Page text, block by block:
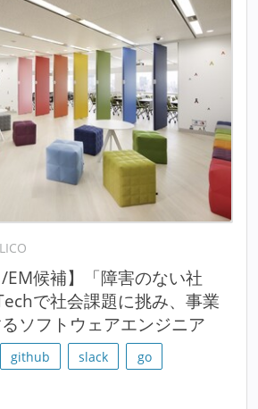
/EM候補】「障害のない社
で社会課題に挑み、事業
ソフトウェアエンジニア
github slack
go